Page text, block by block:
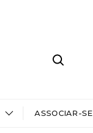
ASSOCIAR-SE